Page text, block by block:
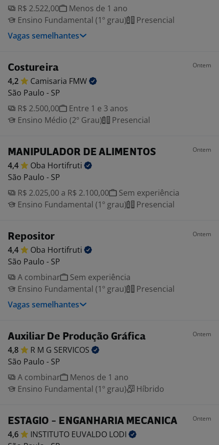
R$ 2.522,00
Menos de 1 ano
Ensino Fundamental (1º grau)
Presencial
Vagas semelhantes
Costureira Ontem
4,2 Camisaria FMW
São Paulo - SP
R$ 2.500,00
Entre 1 e 3 anos
Ensino Médio (2º Grau)
Presencial
MANIPULADOR DE ALIMENTOS Ontem
4,4 Oba Hortifruti
São Paulo - SP
R$ 2.025,00 a R$ 2.100,00
Sem experiência
Ensino Fundamental (1º grau)
Presencial
Repositor Ontem
4,4 Oba Hortifruti
São Paulo - SP
A combinar
Sem experiência
Ensino Fundamental (1º grau)
Presencial
Vagas semelhantes
Auxiliar De Produção Gráfica Ontem
4,8 R M G SERVICOS
São Paulo - SP
A combinar
Menos de 1 ano
Ensino Fundamental (1º grau)
Híbrido
ESTAGIO - ENGANHARIA MECANICA Ontem
4,6 INSTITUTO EUVALDO LODI